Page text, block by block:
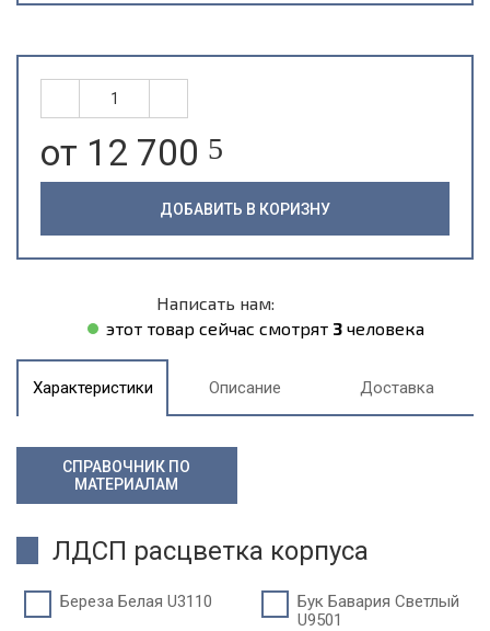
от 12 700 5
ДОБАВИТЬ В КОРИЗНУ
Написать нам:
этот товар сейчас смотрят 3 человека
Характеристики Описание Доставка
СПРАВОЧНИК ПО
МАТЕРИАЛАМ
ЛДСП расцветка корпуса
Береза Белая U3110
Бук Бавария Светлый
U9501